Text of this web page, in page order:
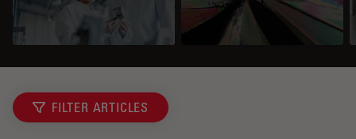
FILTER ARTICLES